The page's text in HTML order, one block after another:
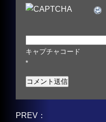
キャプチャコード
*
PREV：